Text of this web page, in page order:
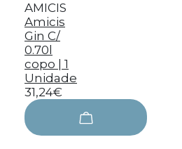
AMICIS
Amicis
Gin C/
0.70l
copo | 1
Unidade
31,24€